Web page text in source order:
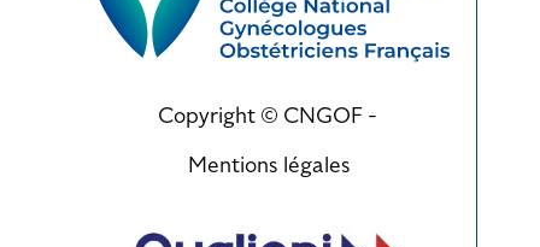
Copyright © CNGOF -
Mentions légales